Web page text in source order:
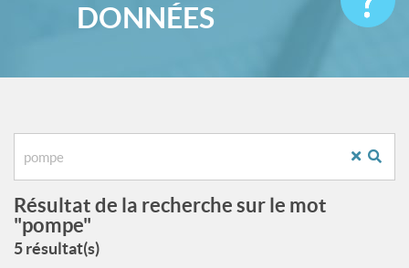
DONNÉES
Résultat de la recherche sur le mot
"pompe"
5 résultat(s)